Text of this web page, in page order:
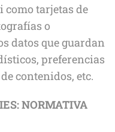
tarjetas de
o
datos que guardan
preferencias
contenidos, etc.
NORMATIVA